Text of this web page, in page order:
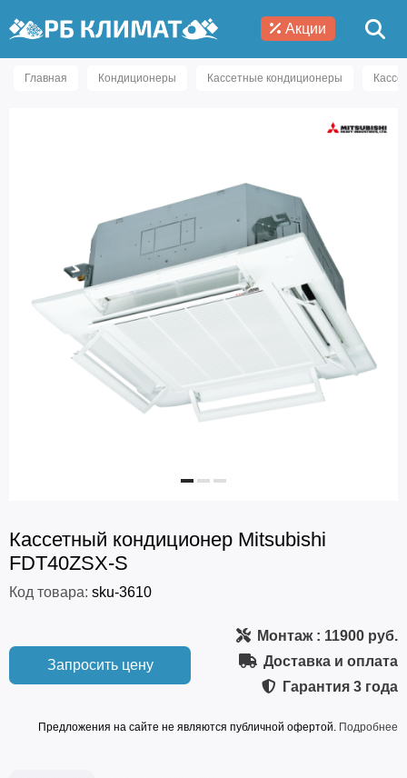
Акции
Главная Кондиционеры Кассетные кондиционеры
Кассетный кондиционер Mitsubishi
FDT40ZSX-S
Код товара: sku-3610
Запросить цену
Монтаж: 11900 руб.
Доставка и оплата
Гарантия 3 года
Предложения на сайте не являются публичной офертой. Подробнее